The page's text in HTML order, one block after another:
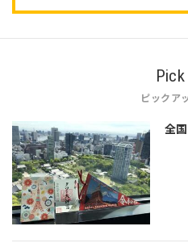
ピックア
全